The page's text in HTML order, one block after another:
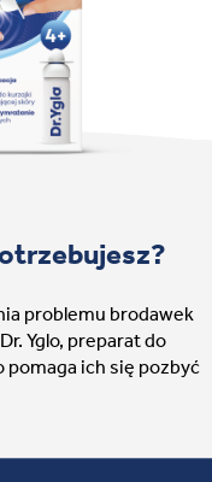
problemu brodawek
Yglo, preparat do
ich się pozbyć